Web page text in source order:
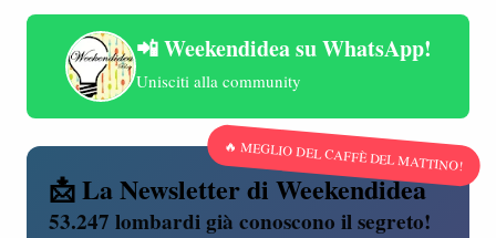
📲 Weekendidea su WhatsApp!
Unisciti alla community
🔥 MEGLIO DEL CAFFÈ DEL MATTINO!
📩 La Newsletter di Weekendidea
53.247 lombardi già conoscono il segreto!